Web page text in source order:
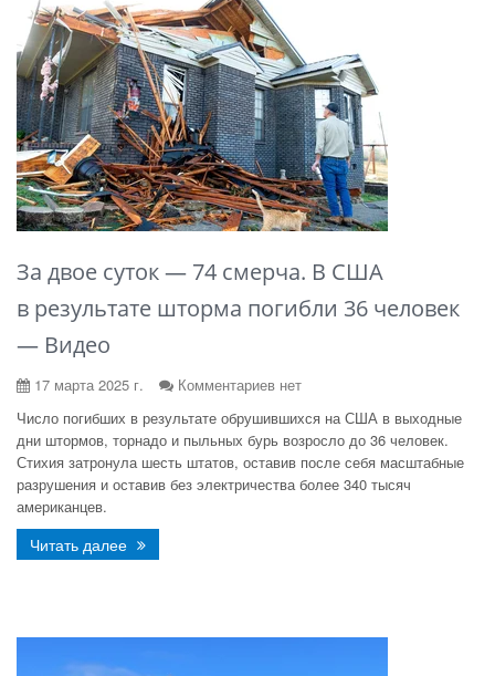
За двое суток — 74 смерча. В США
в результате шторма погибли 36 человек
— Видео
17 марта 2025 г.
Комментариев нет
Число погибших в результате обрушившихся на США в выходные
дни штормов, торнадо и пыльных бурь возросло до 36 человек.
Стихия затронула шесть штатов, оставив после себя масштабные
разрушения и оставив без электричества более 340 тысяч
американцев.
Читать далее